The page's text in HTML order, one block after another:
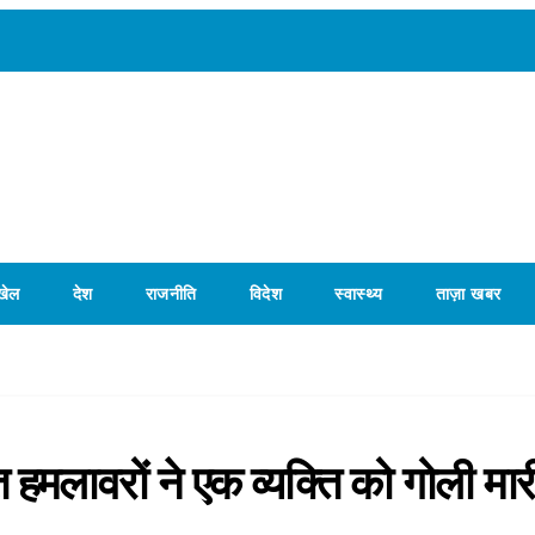
देश राजनीति विदेश स्वास्थ्य ताज़ा खबर
ने एक व्यक्ति को गोली